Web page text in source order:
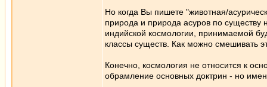
Но когда Вы пишете "животная/
природа и природа асуров по существу
индийской космологии, принимаемой
классы существ. Как можно смешивать
Конечно, космология не относится к
обрамление основных доктрин - но